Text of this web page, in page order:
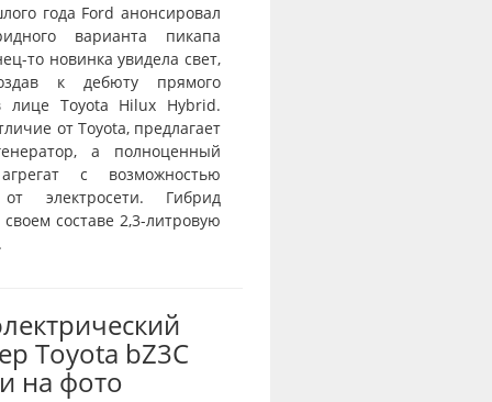
года Ford анонсировал
варианта пикапа
то новинка увидела свет,
к дебюту прямого
лице Toyota Hilux Hybrid.
от Toyota, предлагает
а полноценный
с возможностью
электросети. Гибрид
составе 2,3-литровую
Toyota bZ3C
на фото